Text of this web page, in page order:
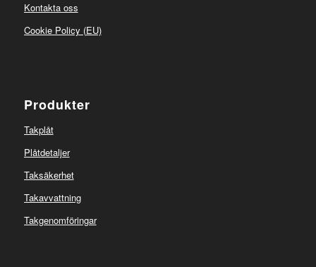
Kontakta oss
Cookie Policy (EU)
Produkter
Takplåt
Plåtdetaljer
Taksäkerhet
Takavvattning
Takgenomföringar